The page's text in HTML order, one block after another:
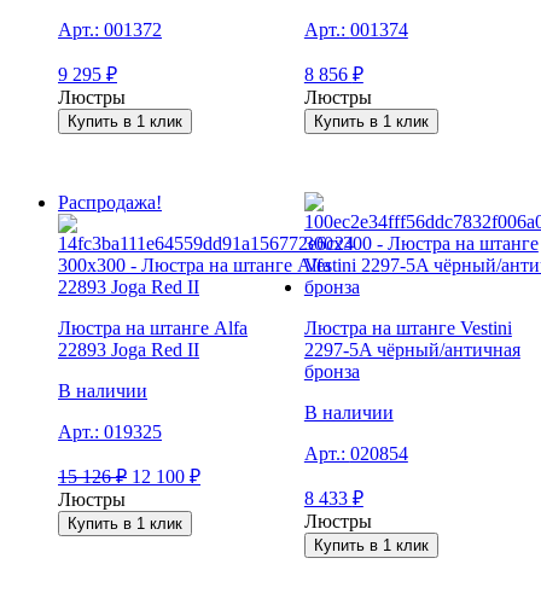
Арт.: 001372
9 295 ₽
Люстры
Купить в 1 клик
Арт.: 001374
8 856 ₽
Люстры
Купить в 1 клик
Распродажа!
Люстра на штанге Alfa
22893 Joga Red II
В наличии
Арт.: 019325
15 126₽ 12 100 ₽
Люстры
Купить в 1 клик
Люстра на штанге Vestini
2297-5A чёрный/античная
бронза
В наличии
Арт.: 020854
8 433 ₽
Люстры
Купить в 1 клик